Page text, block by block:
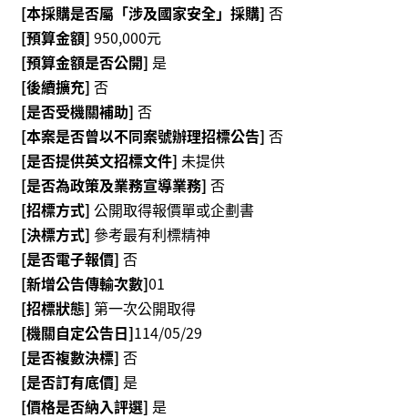
服
務
線
上
音
樂
廳
便
民
服
務
資
訊
公
開
[本採購是否屬「涉及國家安全」採購] 否
[預算金額] 950,000元
[預算金額是否公開] 是
[後續擴充] 否
[是否受機關補助] 否
[本案是否曾以不同案號辦理招標公告] 否
[是否提供英文招標文件] 未提供
[是否為政策及業務宣導業務] 否
[招標方式] 公開取得報價單或企劃書
[決標方式] 參考最有利標精神
[是否電子報價] 否
[新增公告傳輸次數]01
[招標狀態] 第一次公開取得
[機關自定公告日]114/05/29
[是否複數決標] 否
[是否訂有底價] 是
[價格是否納入評選] 是